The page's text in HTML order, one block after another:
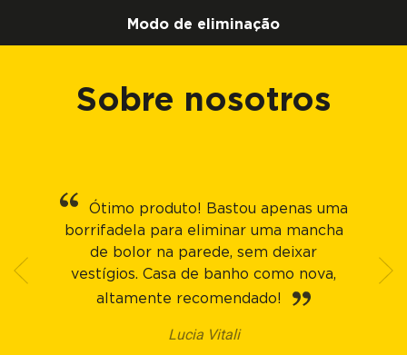
Modo de eliminação
Sobre nosotros
Ótimo produto! Bastou apenas uma
borrifadela para eliminar uma mancha
de bolor na parede, sem deixar
vestígios. Casa de banho como nova,
altamente recomendado!
Lucia Vitali